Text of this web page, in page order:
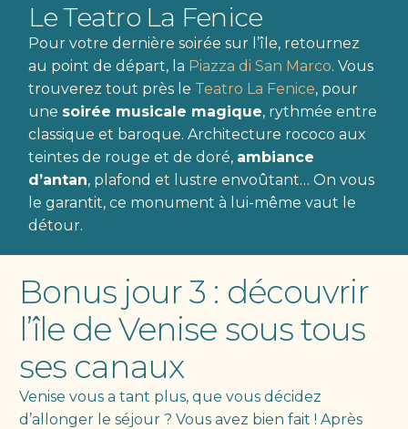
Le Teatro La Fenice
Pour votre dernière soirée sur l’île, retournez
au point de départ, la Piazza di San Marco. Vous
trouverez tout près le Teatro La Fenice, pour
une soirée musicale magique, rythmée entre
classique et baroque. Architecture rococo aux
teintes de rouge et de doré, ambiance
d’antan, plafond et lustre envoûtant… On vous
le garantit, ce monument à lui-même vaut le
détour.
Bonus jour 3 : découvrir
l’île de Venise sous tous
ses canaux
Venise vous a tant plus, que vous décidez
d’allonger le séjour ? Vous avez bien fait ! Après